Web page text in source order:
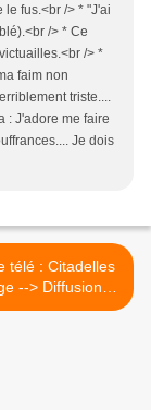
le fus.<br /> * "J'ai
/> * Ce
/> *
faim non
triste....
: J'adore me faire
Je dois
télé : Citadelles
--> Diffusion
reportée >